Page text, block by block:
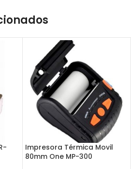
Impresora Térmica Movil
80mm One MP-300